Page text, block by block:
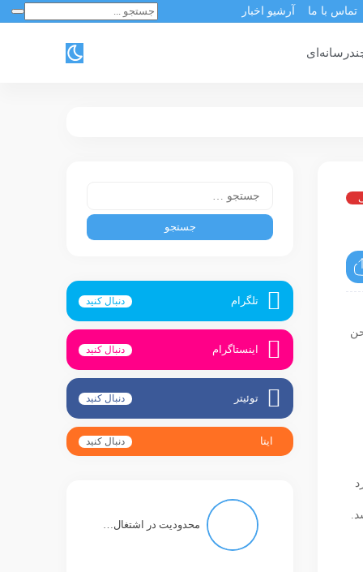
تماس با ما آرشیو اخبار
تلگرام دنبال کنید
اینستاگرام دنبال کنید
توئیتر دنبال کنید
ایتا دنبال کنید
محدودیت در اشتغال به وکالت، مستلزم حکم دادگاه انتظامی است